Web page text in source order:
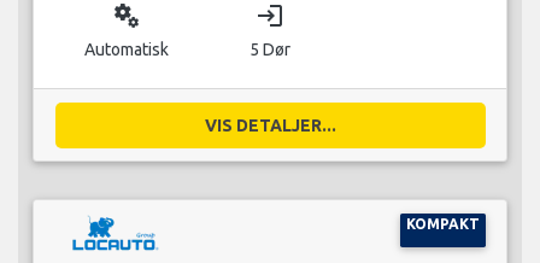
miscellaneous_services
Automatisk
login
5 Dør
VIS DETALJER...
KOMPAKT